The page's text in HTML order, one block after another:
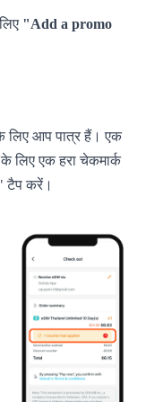
"Add a promo
लिए आप पात्र हैं। एक
एक हरा चेकमार्क
टैप करें।